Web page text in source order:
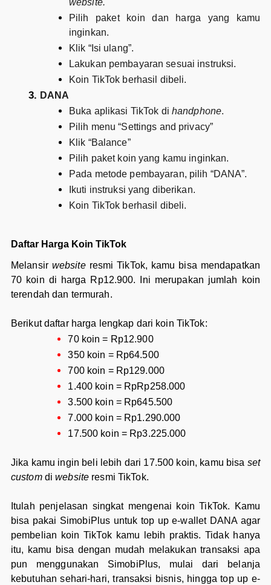
Pilih paket koin dan harga yang kamu
inginkan.
Klik “Isi ulang”.
Lakukan pembayaran sesuai instruksi.
Koin TikTok berhasil dibeli.
DANA
Buka aplikasi TikTok di handphone.
Pilih menu “Settings and privacy”
Klik “Balance”
Pilih paket koin yang kamu inginkan.
Pada metode pembayaran, pilih “DANA”.
Ikuti instruksi yang diberikan.
Koin TikTok berhasil dibeli.
Daftar Harga Koin TikTok
Melansir website resmi TikTok, kamu bisa mendapatkan
70 koin di harga Rp12.900. Ini merupakan jumlah koin
terendah dan termurah.
Berikut daftar harga lengkap dari koin TikTok:
70 koin = Rp12.900
350 koin = Rp64.500
700 koin = Rp129.000
1.400 koin = RpRp258.000
3.500 koin = Rp645.500
7.000 koin = Rp1.290.000
17.500 koin = Rp3.225.000
Jika kamu ingin beli lebih dari 17.500 koin, kamu bisa set
custom diwebsite resmi TikTok.
Itulah penjelasan singkat mengenai koin TikTok. Kamu
bisa pakai SimobiPlus untuk top up e-wallet DANA agar
pembelian koin TikTok kamu lebih praktis. Tidak hanya
itu, kamu bisa dengan mudah melakukan transaksi apa
pun menggunakan SimobiPlus, mulai dari belanja
kebutuhan sehari-hari, transaksi bisnis, hingga top up e-